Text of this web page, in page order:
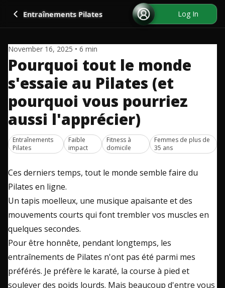
Go back
Entraînements Pilates Log In
November 16, 2025 • 6 min
Pourquoi tout le monde
s'essaie au Pilates (et
pourquoi vous pourriez
aussi l'apprécier)
Entraînements
Pilates
Faible
impact
Fitness à
domicile
Femmes de plus de
35 ans
Ces derniers temps, tout le monde semble faire du
Pilates en ligne.
Un tapis moelleux, une musique apaisante et des
mouvements courts qui font trembler vos muscles en
quelques secondes.
Pour être honnête, pendant longtemps, les
entraînements de Pilates n'ont pas été parmi mes
préférés. Je préfère le karaté, la course à pied et
soulever des poids lourds. Mais beaucoup d'entre vous